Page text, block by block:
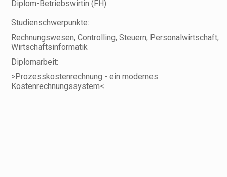
Diplom-Betriebswirtin (FH)
Studienschwerpunkte:
Rechnungswesen, Controlling, Steuern, Personalwirtschaft,
Wirtschaftsinformatik
Diplomarbeit:
>Prozesskostenrechnung - ein modernes
Kostenrechnungssystem<